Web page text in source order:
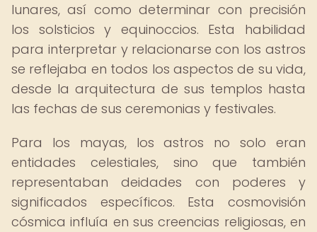
lunares, así como determinar con precisión
los solsticios y equinoccios. Esta habilidad
para interpretar y relacionarse con los astros
se reflejaba en todos los aspectos de su vida,
desde la arquitectura de sus templos hasta
las fechas de sus ceremonias y festivales.
Para los mayas, los astros no solo eran
entidades celestiales, sino que también
representaban deidades con poderes y
significados específicos. Esta cosmovisión
cósmica influía en sus creencias religiosas, en